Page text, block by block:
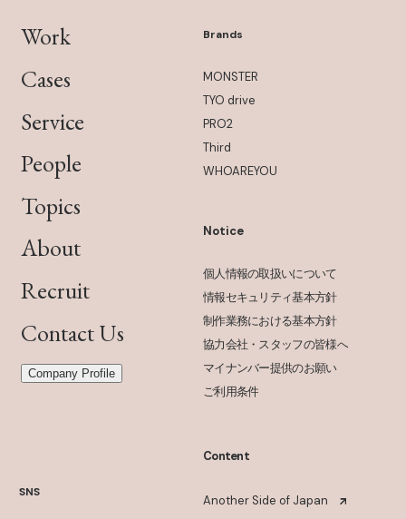
Work
Cases
Service
People
Topics
About
Recruit
Contact Us
Company Profile
Brands
MONSTER
TYO drive
PRO2
Third
WHOAREYOU
SNS
Notice
個人情報の取扱いについて
情報セキュリティ基本方針
制作業務における基本方針
協力会社・スタッフの皆様へ
マイナンバー提供のお願い
ご利用条件
Content
Another Side of Japan